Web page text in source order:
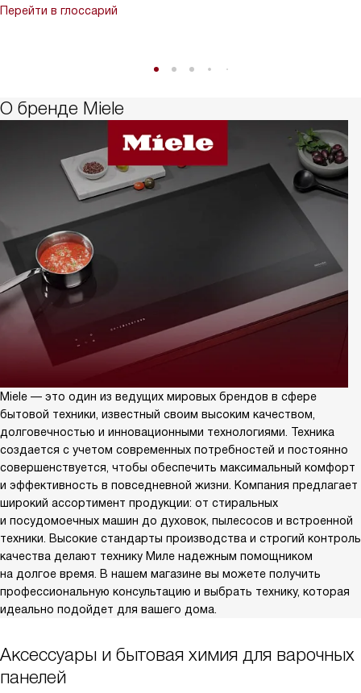
Перейти в глоссарий
О бренде Miele
Miele — это один из ведущих мировых брендов в сфере
бытовой техники, известный своим высоким качеством,
долговечностью и инновационными технологиями. Техника
создается с учетом современных потребностей и постоянно
совершенствуется, чтобы обеспечить максимальный комфорт
и эффективность в повседневной жизни. Компания предлагает
широкий ассортимент продукции: от стиральных
и посудомоечных машин до духовок, пылесосов и встроенной
техники. Высокие стандарты производства и строгий контроль
качества делают технику Миле надежным помощником
на долгое время. В нашем магазине вы можете получить
профессиональную консультацию и выбрать технику, которая
идеально подойдет для вашего дома.
Аксессуары и бытовая химия для варочных
панелей